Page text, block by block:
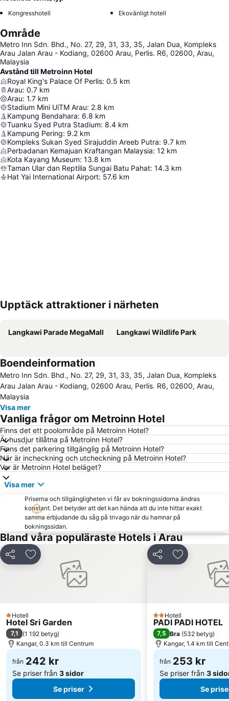
Kongresshotell Ekovänligt hotell
Område
Metro Inn Sdn. Bhd., No. 27, 29, 31, 33, 35, Jalan Dua, Kompleks
Arau Jalan Arau - Kodiang, 02600 Arau, Perlis. R6, 02600, Arau,
Malaysia
Avstånd till Metroinn Hotel
Royal King's Palace Of Perlis: 0.5 km
Arau: 0.7 km
Arau: 1.7 km
Stadium Mini UiTM Arau: 2.8 km
Kampung Bendahara: 6.8 km
Tuanku Syed Putra Stadium: 8.4 km
Kampung Pering: 9.2 km
Kompleks Sukan Syed Sirajuddin Areeb Putra: 9.7 km
Perbadanan Kemajuan Kraftangan Malaysia: 12 km
Kota Kayang Museum: 13.8 km
Taman Ular dan Reptilia Sungai Batu Pahat: 14.3 km
Hat Yai International Airport: 57.6 km
Förstora kartan
Upptäck attraktioner i närheten
Langkawi Parade MegaMall Langkawi Wildlife Park
Boendeinformation
Metro Inn Sdn. Bhd., No. 27, 29, 31, 33, 35, Jalan Dua, Kompleks
Arau Jalan Arau - Kodiang, 02600 Arau, Perlis. R6, 02600, Arau,
Malaysia
Visa mer
Vanliga frågor om Metroinn Hotel
Finns det ett poolområde på Metroinn Hotel?
Är husdjur tillåtna på Metroinn Hotel?
Finns det parkering tillgänglig på Metroinn Hotel?
När är incheckning och utcheckning på Metroinn Hotel?
Var är Metroinn Hotel beläget?
Visa mer
Priserna och tillgängligheten vi får av bokningssidorna ändras
konstant. Det betyder att det kan hända att du inte hittar exakt
samma erbjudande du såg på trivago när du hamnar på
bokningssidan.
Bland våra populäraste Hotels i Arau
Dela Lägg till i Mina Favoriter
1 Stjärnor
Hotell
Hotel Sri Garden
7,1 (1 192 betyg)
Kangar, 0.3 km till Centrum
från 242 kr
Se priser från 3 sidor
Se priser
Dela Lägg till i
2 Stjärnor
Hotell
PADI PADI HOTEL
7,5 Bra (532 betyg)
Kangar, 1.4 km till
från 253 kr
Se priser från 3
Se